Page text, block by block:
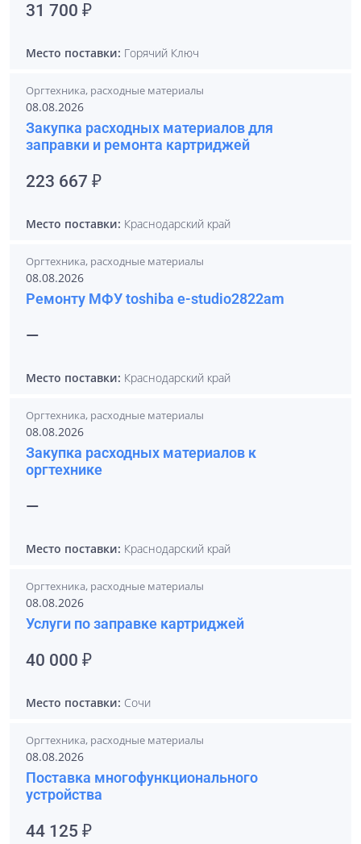
31 700 ₽
Место поставки: Горячий Ключ
Оргтехника, расходные материалы
08.08.2026
Закупка расходных материалов для
заправки и ремонта картриджей
223 667 ₽
Место поставки: Краснодарский край
Оргтехника, расходные материалы
08.08.2026
Ремонту МФУ toshiba e-studio2822am
—
Место поставки: Краснодарский край
Оргтехника, расходные материалы
08.08.2026
Закупка расходных материалов к
оргтехнике
—
Место поставки: Краснодарский край
Оргтехника, расходные материалы
08.08.2026
Услуги по заправке картриджей
40 000 ₽
Место поставки: Сочи
Оргтехника, расходные материалы
08.08.2026
Поставка многофункционального
устройства
44 125 ₽